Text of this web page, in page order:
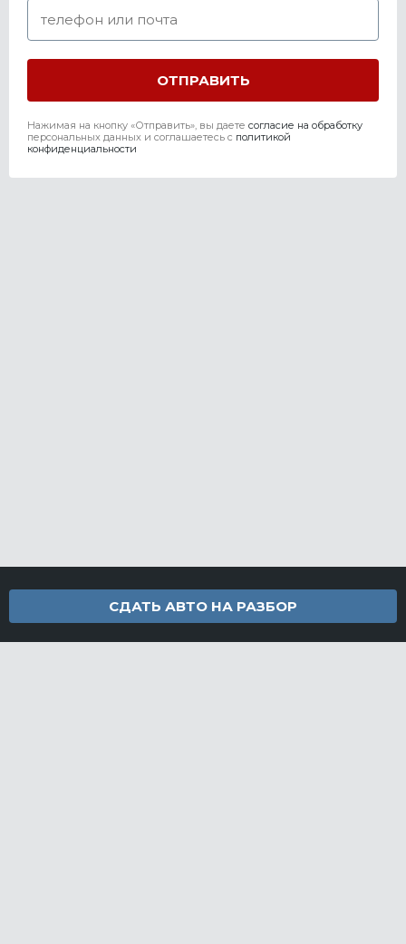
Нажимая на кнопку «Отправить», вы даете согласие на обработку
персональных данных и соглашаетесь c политикой
конфиденциальности
СДАТЬ АВТО НА РАЗБОР